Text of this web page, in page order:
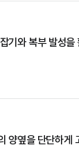
기와 복부 발성을
양옆을 단단하게